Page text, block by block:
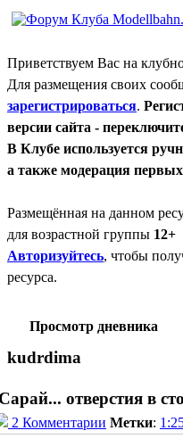
Приветствуем Вас на
Для размещения своих
зарегистрироваться.
версии сайта -
В Клубе используется
а также модерация
Размещённая на данном
для возрастной группы 12+
Авторизуйтесь, чтобы
ресурса.
Просмотр дневника
kudrdima
отверстия в
2 Комментарии Метки: